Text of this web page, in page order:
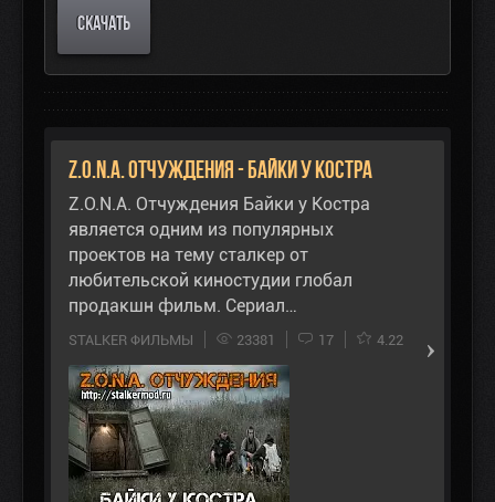
СКАЧАТЬ
Z.O.N.A. Отчуждения - Байки у Костра
Z.O.N.A. Отчуждения Байки у Костра
является одним из популярных
проектов на тему сталкер от
любительской киностудии глобал
продакшн фильм. Сериал…
STALKER ФИЛЬМЫ 23381 17 4.22